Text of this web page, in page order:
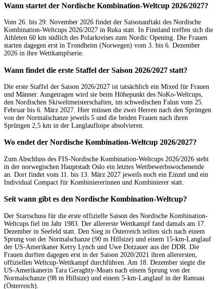
Wann startet der Nordische Kombination-Weltcup 2026/2027?
Vom 26. bis 29. November 2026 findet der Saisonauftakt des Nordische
Kombination-Weltcups 2026/2027 in Ruka statt. In Finnland treffen sich die
Athleten 60 km südlich des Polarkreises zum Nordic Opening. Die Frauen
starten dagegen erst in Trondheim (Norwegen) vom 3. bis 6. Dezember
2026 in ihre Wettkampfserie.
Wann findet die erste Staffel der Saison 2026/2027 statt?
Die erste Staffel der Saison 2026/2027 ist tatsächlich ein Mixed für Frauen
und Männer. Ausgetragen wird sie beim Höhepunkt des NoKo-Weltcups,
den Nordischen Skiweltmeisterschaften, im schwedischen Falun vom 25.
Februar bis 6. März 2027. Hier müssen die zwei Herren nach den Sprüngen
von der Normalschanze jeweils 5 und die beiden Frauen nach ihren
Sprüngen 2,5 km in der Langlaufloipe absolvieren.
Wo endet der Nordische Kombination-Weltcup 2026/2027?
Zum Abschluss des FIS-Nordische Kombination-Weltcups 2026/2026 steht
in der norwegischen Hauptstadt Oslo ein letztes Wettbewerbswochenende
an. Dort findet vom 11. bis 13. März 2027 jeweils noch ein Einzel und ein
Individual Compact für Kombiniererinnen und Kombinierer statt.
Seit wann gibt es den Nordische Kombination-Weltcup?
Der Startschuss für die erste offizielle Saison des Nordische Kombination-
Weltcups fiel im Jahr 1983. Der allererste Wettkampf fand damals am 17.
Dezember in Seefeld statt. Den Sieg in Österreich teilten sich nach einem
Sprung von der Normalschanze (90 m Hillsize) und einem 15-km-Langlauf
der US-Amerikaner Kerry Lynch und Uwe Dotzauer aus der DDR. Die
Frauen durften dagegen erst in der Saison 2020/2021 ihren allerersten,
offiziellen Weltcup-Wettkampf durchführen. Am 18. Dezember siegte die
US-Amerikanerin Tara Geraghty-Moats nach einem Sprung von der
Normalschanze (98 m Hillsize) und einem 5-km-Langlauf in der Ramsau
(Österreich).